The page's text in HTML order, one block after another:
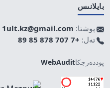
بايلانىس
پوشتا: 1ult.kz@gmail.com
تەل: +7 707 878 85 89
پوددەرجكاWebAudit